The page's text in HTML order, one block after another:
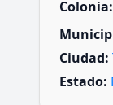
Colonia:
Ciudad:
Estado: